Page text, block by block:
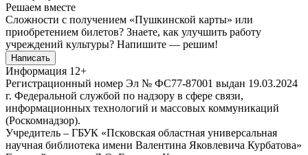
Решаем вместе
Сложности с получением «Пушкинской карты» или
приобретением билетов? Знаете, как улучшить работу
учреждений культуры? Напишите — решим!
Написать
Информация 12+
Регистрационный номер Эл № ФС77-87001 выдан 19.03.2024
г. Федеральной службой по надзору в сфере связи,
информационных технологий и массовых коммуникаций
(Роскомнадзор).
Учредитель – ГБУК «Псковская областная универсальная
научная библиотека имени Валентина Яковлевича Курбатова»